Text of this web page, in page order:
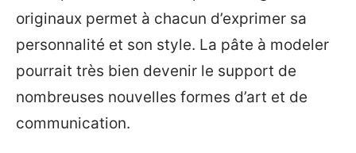
originaux permet à chacun d’exprimer sa
personnalité et son style. La pâte à modeler
pourrait très bien devenir le support de
nombreuses nouvelles formes d’art et de
communication.